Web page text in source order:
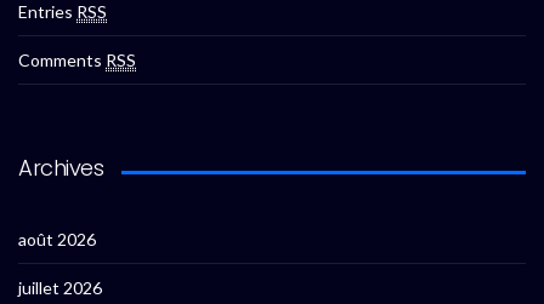
Entries RSS
Comments RSS
Archives
août 2026
juillet 2026